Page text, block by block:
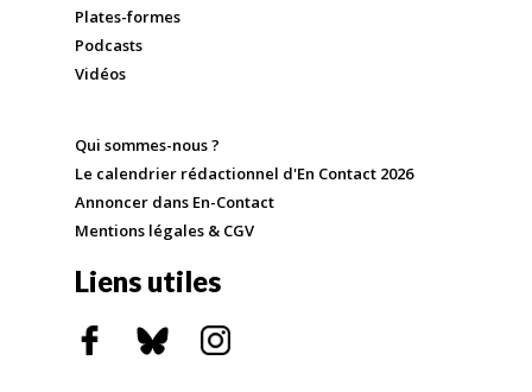
Plates-formes
Podcasts
Vidéos
Qui sommes-nous ?
Le calendrier rédactionnel d'En Contact 2026
Annoncer dans En-Contact
Mentions légales & CGV
Liens utiles